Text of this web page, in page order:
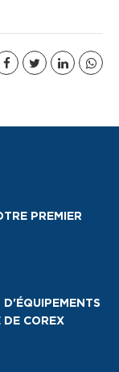
PREMIER
D'ÉQUIPEMENTS
DE COREX